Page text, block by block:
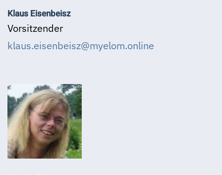
Klaus Eisenbeisz
Vorsitzender
klaus.eisenbeisz@myelom.online